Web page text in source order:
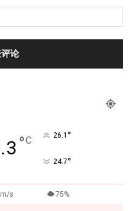
°C 26.1 °
24.7°
s 75%